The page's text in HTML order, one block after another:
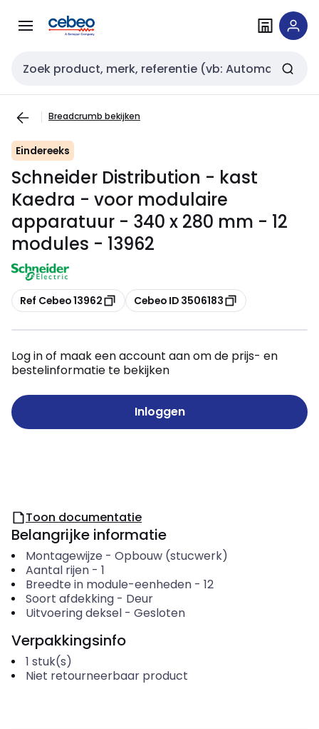
naar
naar
Zoekveld invoer
Breadcrumb bekijken
Eindereeks
Schneider Distribution - kast
Kaedra - voor modulaire
apparatuur - 340 x 280 mm - 12
modules - 13962
Kopiëren
Ref Cebeo 13962 Kopiëren
Cebeo ID 3506183
Log in of maak een account aan om de prijs- en
bestelinformatie te bekijken
Inloggen
Toon documentatie
Belangrijke informatie
Montagewijze - Opbouw (stucwerk)
Aantal rijen- 1
Breedte in module-eenheden- 12
Soort afdekking- Deur
Uitvoering deksel- Gesloten
Verpakkingsinfo
1 stuk(s)
Niet retourneerbaar product